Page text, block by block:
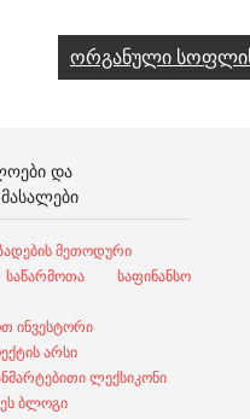
ორგანული სოფლის
ᲓᲐ
მეთოდური
საწარმოთა საფინანსო
ინვესტორი
არსი
ლექსიკონი
ბლოგი